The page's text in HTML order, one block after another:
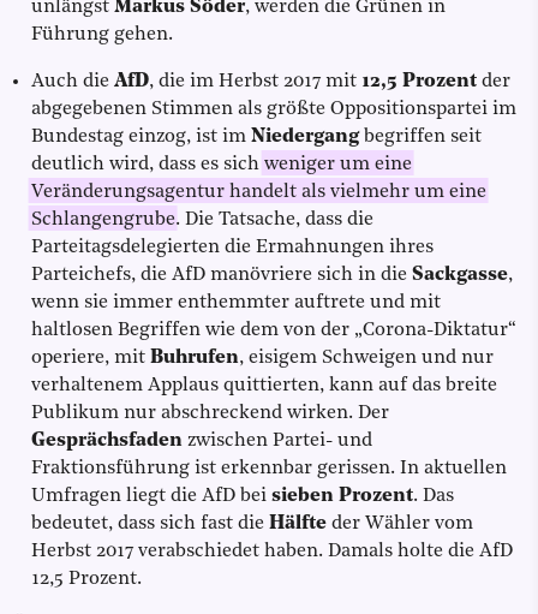
unlängst Markus Söder, werden die Grünen in
Führung gehen.
Auch die AfD, die im Herbst 2017 mit 12,5 Prozent der
abgegebenen Stimmen als größte Oppositionspartei im
Bundestag einzog, ist im Niedergangbegriffen seit
deutlich wird, dass es sich weniger um eine
Veränderungsagentur handelt als vielmehr um eine
Schlangengrube. Die Tatsache, dass die
Parteitagsdelegierten die Ermahnungen ihres
Parteichefs, die AfD manövriere sich in die Sackgasse,
wenn sie immer enthemmter auftrete und mit
haltlosen Begriffen wie dem von der „Corona-Diktatur“
operiere, mit Buhrufen, eisigem Schweigen und nur
verhaltenem Applaus quittierten, kann auf das breite
Publikum nur abschreckend wirken. Der
Gesprächsfaden zwischen Partei- und
Fraktionsführung ist erkennbar gerissen. In aktuellen
Umfragen liegt die AfD bei sieben Prozent. Das
bedeutet, dass sich fast die Hälfte der Wähler vom
Herbst 2017 verabschiedet haben. Damals holte die AfD
12,5 Prozent.